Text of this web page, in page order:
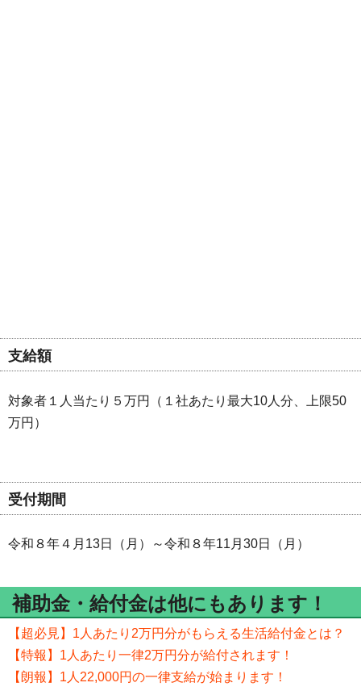
支給額
対象者１人当たり５万円（１社あたり最大10人分、上限50
万円）
受付期間
令和８年４月13日（月）～令和８年11月30日（月）
補助金・給付金は他にもあります！
【超必見】1人あたり2万円分がもらえる生活給付金とは？
【特報】1人あたり一律2万円分が給付されます！
【朗報】1人22,000円の一律支給が始まります！